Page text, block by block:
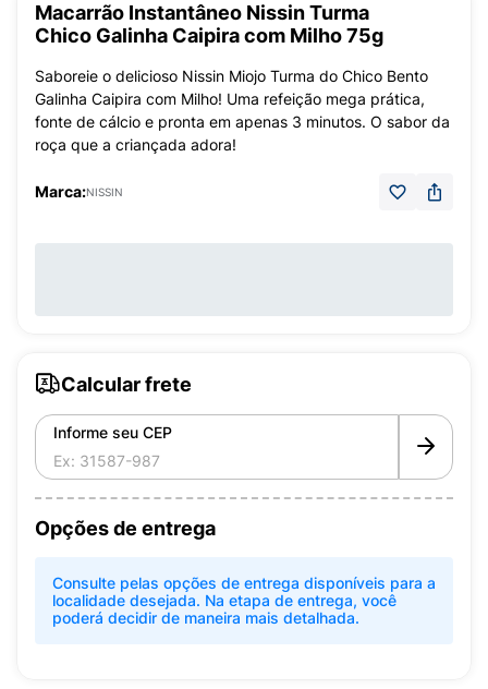
Macarrão Instantâneo Nissin Turma
Chico Galinha Caipira com Milho 75g
Saboreie o delicioso Nissin Miojo Turma do Chico Bento
Galinha Caipira com Milho! Uma refeição mega prática,
fonte de cálcio e pronta em apenas 3 minutos. O sabor da
roça que a criançada adora!
Marca:NISSIN
Calcular frete
Informe seu CEP
Opções de entrega
Consulte pelas opções de entrega disponíveis para a
localidade desejada. Na etapa de entrega, você
poderá decidir de maneira mais detalhada.